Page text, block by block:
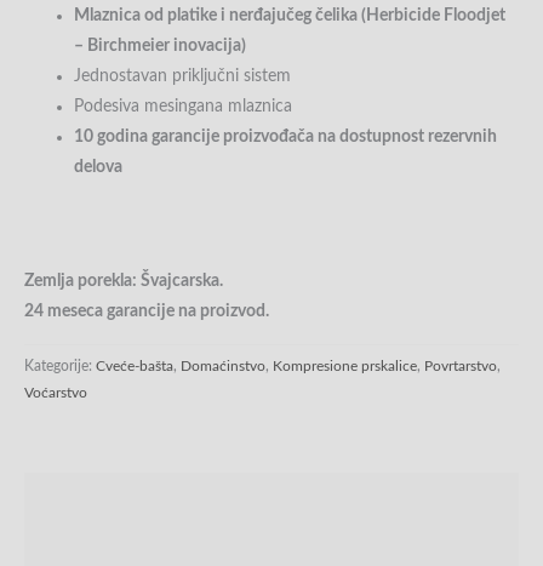
Mlaznica od platike i nerđajučeg čelika (Herbicide Floodjet
– Birchmeier inovacija)
Jednostavan priključni sistem
Podesiva mesingana mlaznica
10 godina garancije proizvođača na dostupnost rezervnih
delova
Zemlja porekla: Švajcarska.
24 meseca garancije na proizvod.
Kategorije: Cveće-bašta, Domaćinstvo, Kompresione prskalice, Povrtarstvo,
Voćarstvo